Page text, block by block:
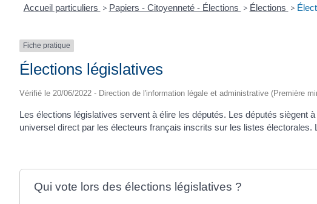
Accueil particuliers > Papiers - Citoyenneté - Élections > Élections >
Fiche pratique
Élections législatives
Vérifié le 20/06/2022 - Direction de l'information légale et administrative (Première
Les élections législatives servent à élire les députés. Les députés siègent
universel direct par les électeurs français inscrits sur les listes
Qui vote lors des élections législatives ?